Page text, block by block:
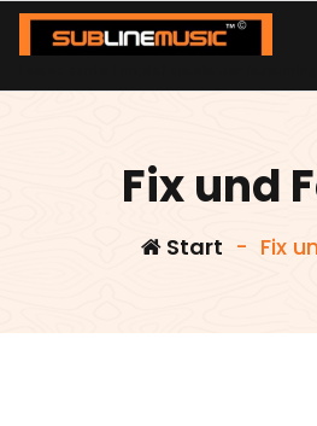
Zum
Inhalt
Fix und
Start - Fix